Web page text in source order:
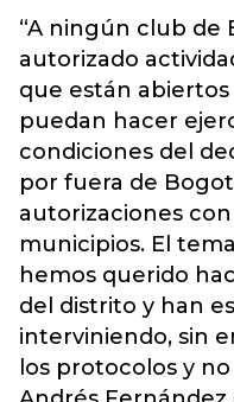
“A ningún club de
autorizado
que están
puedan hacer
condiciones del
por fuera de
autorizaciones
municipios. El
hemos querido
del distrito y han
interviniendo, sin
los protocolos y